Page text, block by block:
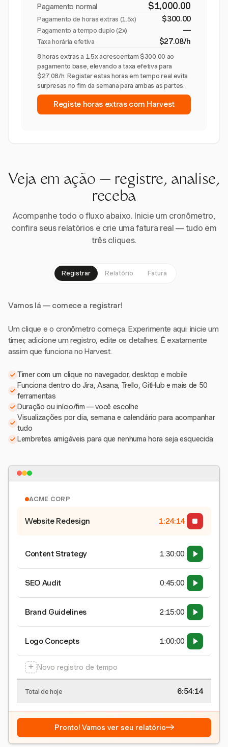
Pagamento normal $1,000.00
Pagamento de horas extras (1.5x) $300.00
Pagamento a tempo duplo (2x) —
Taxa horária efetiva $27.08/h
8 horas extras a 1.5x acrescentam $300.00 ao
pagamento base, elevando a taxa efetiva para
$27.08/h. Registar estas horas em tempo real evita
surpresas no fim da semana para ambas as partes.
Registe horas extras com Harvest
Veja em ação — registre, analise,
receba
Acompanhe todo o fluxo abaixo. Inicie um cronômetro,
confira seus relatórios e crie uma fatura real — tudo em
três cliques.
Registrar Relatório Fatura
Vamos lá — comece a registrar!
Um clique e o cronômetro começa. Experimente aqui: inicie um
timer, adicione um registro, edite os detalhes. É exatamente
assim que funciona no Harvest.
Timer com um clique no navegador, desktop e mobile
Funciona dentro do Jira, Asana, Trello, GitHub e mais de 50
ferramentas
Duração ou início/fim — você escolhe
Visualizações por dia, semana e calendário para acompanhar
tudo
Lembretes amigáveis para que nenhuma hora seja esquecida
ACME CORP
Website Redesign 1:24:15
Content Strategy 1:30:00
SEO Audit 0:45:00
Brand Guidelines 2:15:00
Logo Concepts 1:00:00
+ Novo registro de tempo
Total de hoje 6:54:15
Pronto! Vamos ver seu relatório→